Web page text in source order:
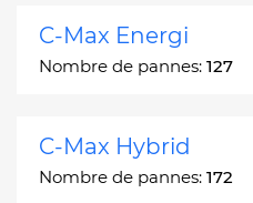
C-Max Energi
Nombre de pannes: 127
C-Max Hybrid
Nombre de pannes: 172